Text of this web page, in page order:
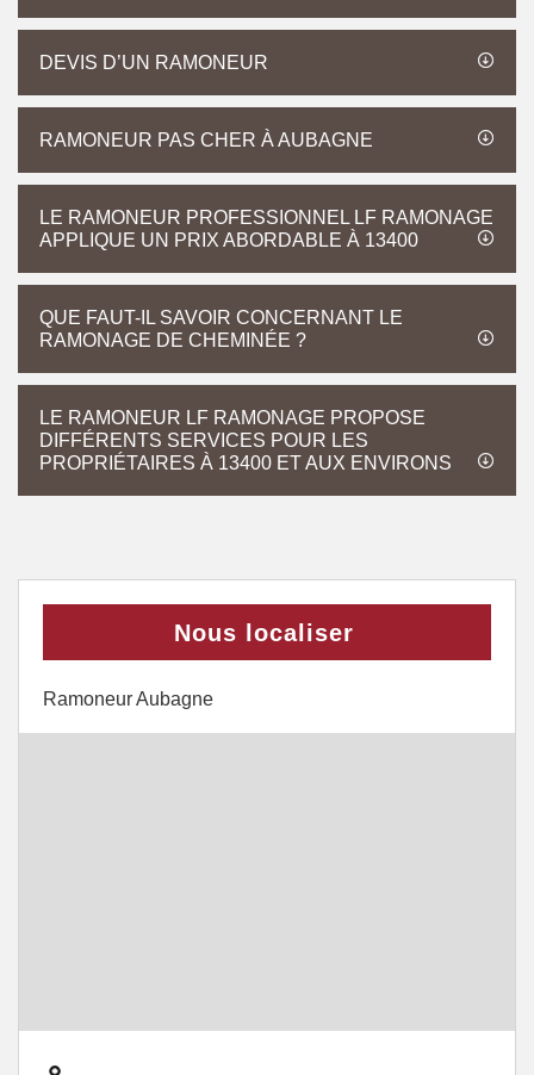
DEVIS D’UN RAMONEUR
RAMONEUR PAS CHER À AUBAGNE
LE RAMONEUR PROFESSIONNEL LF RAMONAGE
APPLIQUE UN PRIX ABORDABLE À 13400
QUE FAUT-IL SAVOIR CONCERNANT LE
RAMONAGE DE CHEMINÉE ?
LE RAMONEUR LF RAMONAGE PROPOSE
DIFFÉRENTS SERVICES POUR LES
PROPRIÉTAIRES À 13400 ET AUX ENVIRONS
Nous localiser
Ramoneur Aubagne